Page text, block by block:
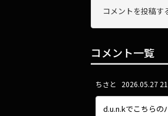
コメントを投稿す
コメント一覧
ちさと 2026.05.27
d.u.n.kでこちらの